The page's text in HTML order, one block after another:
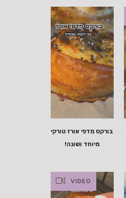
בורקס מדפי אורז טורקי
מיוחד ושונה!
VIDEO